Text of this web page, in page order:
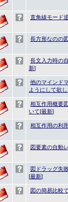
直角線モード
長方形なのの
長文入力時の
新]
他のマインド
ようにして欲
相互作用概要
いて[最新]
相互作用の利
図要素の自動
図ドラッグ失
[最新]
図の簡易比較